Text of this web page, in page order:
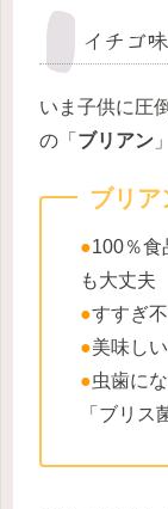
イチゴ
いま子供に圧
の「 ブリアン
ブリア
●100％食
も大丈夫
●すすぎ
●美味し
●虫歯に
「ブリス